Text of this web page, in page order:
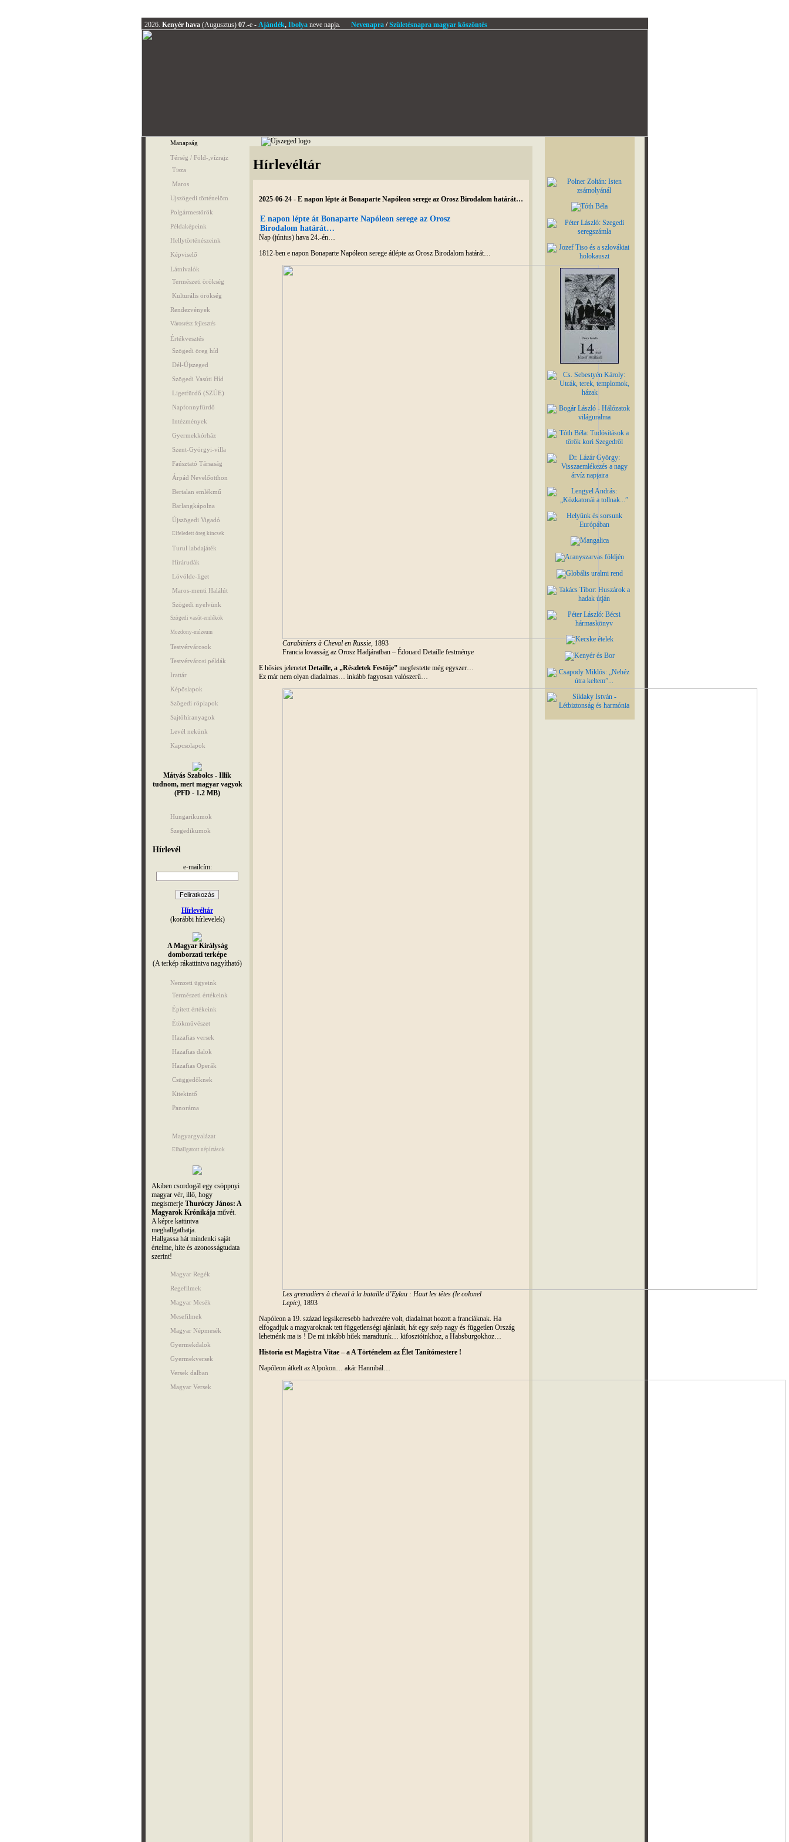
2026. Kenyér hava (Augusztus) 07.-e - Ajándék, Ibolyaneve napja. Nevenapra/Születésnapra magyar köszöntés
Manapság
Térség / Föld-,vízrajz
Tisza
Maros
Ujszögedi történelöm
Polgármestörök
Példaképeink
Hellytörténészeink
Képviselő
Látnivalók
Természeti örökség
Kulturális örökség
Rendezvények
Városrész fejlesztés
Értékvesztés
Szögedi öreg híd
Dél-Újszeged
Szögedi Vasúti Híd
Ligetfürdő (SZÚE)
Napfonnyfürdő
Intézmények
Gyermekkórház
Szent-Györgyi-villa
Faúsztató Társaság
Árpád Nevelőotthon
Bertalan emlékmű
Barlangkápolna
Újszögedi Vigadó
Elfeledett öreg kincsek
Turul labdajáték
Hírárudák
Lövölde-liget
Maros-menti Halálút
Szögedi nyelvünk
Szögedi vasút-emlékök
Mozdony-múzeum
Testvérvárosok
Testvérvárosi példák
Irattár
Képöslapok
Szögedi röplapok
Sajtóhíranyagok
Levél nekünk
Kapcsolapok
Mátyás Szabolcs - Illik
tudnom, mert magyar vagyok
(PFD - 1.2 MB)
Hungarikumok
Szegedikumok
Hírlevél
e-mailcím:
Hírlevéltár
(korábbi hírlevelek)
A Magyar Királyság
domborzati terképe
(A terkép rákattintva nagyítható)
Nemzeti ügyeink
Természeti értékeink
Épített értékeink
Étökművészet
Hazafias versek
Hazafias dalok
Hazafias Operák
Csüggedőknek
Kitekintő
Panoráma
Magyargyalázat
Elhallgatott népírtások
Akiben csordogál egy csöppnyi
magyar vér, illő, hogy
megismerje Thuróczy János: A
Magyarok Krónikájaművét.
A képre kattintva
meghallgathatja.
Hallgassa hát mindenki saját
értelme, hite és azonosságtudata
szerint!
Magyar Regék
Regefilmek
Magyar Mesék
Mesefilmek
Magyar Népmesék
Gyermekdalok
Gyermekversek
Versek dalban
Magyar Versek
Hírlevéltár
2025-06-24 - E napon lépte át Bonaparte Napóleon serege az Orosz Birodalom határát…
E napon lépte át Bonaparte Napóleon serege az Orosz
Birodalom határát…
Nap (június) hava 24.-én…
1812-ben e napon Bonaparte Napóleon serege átlépte az Orosz Birodalom határát…
Carabiniers à Cheval en Russie, 1893
Francia lovasság az Orosz Hadjáratban – Édouard Detaille festménye
E hősies jelenetetDetaille, a „Részletek Festője”megfestette még egyszer…
Ez már nem olyan diadalmas… inkább fagyosan valószerű…
Les grenadiers à cheval à la bataille d’Eylau : Haut les têtes (le colonel
Lepic), 1893
Napóleon a 19. század legsikeresebb hadvezére volt, diadalmat hozott a franciáknak. Ha
elfogadjuk a magyaroknak tett függetlenségi ajánlatát, hát egy szép nagy és független Ország
lehetnénk ma is ! De mi inkább hűek maradtunk… kifosztóinkhoz, a Habsburgokhoz…
Historia est Magistra Vitae – a A Történelem az Élet Tanítómestere !
Napóleon átkelt az Alpokon… akár Hannibál…